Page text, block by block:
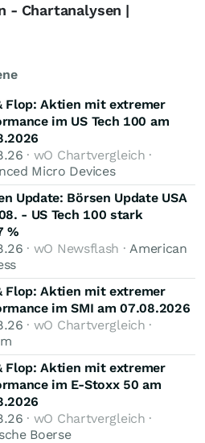
- Chartanalysen |
Flop: Aktien mit extremer
im US Tech 100 am
· wO Chartvergleich ·
Micro Devices
Update: Börsen Update USA
- US Tech 100 stark
%
· wO Newsflash ·American
Flop: Aktien mit extremer
im SMI am 07.08.2026
· wO Chartvergleich ·
Flop: Aktien mit extremer
im E-Stoxx 50 am
· wO Chartvergleich ·
Boerse